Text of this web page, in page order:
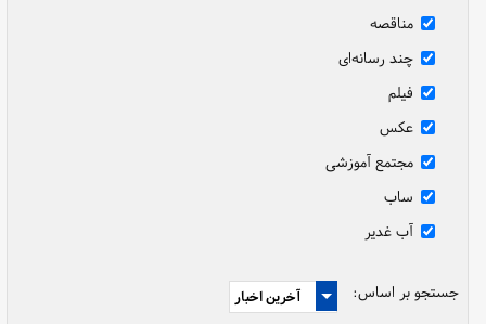
مناقصه
چند رسانه‌ای
فیلم
عکس
مجتمع آموزشی
ساب
آب غدیر
جستجو بر اساس: